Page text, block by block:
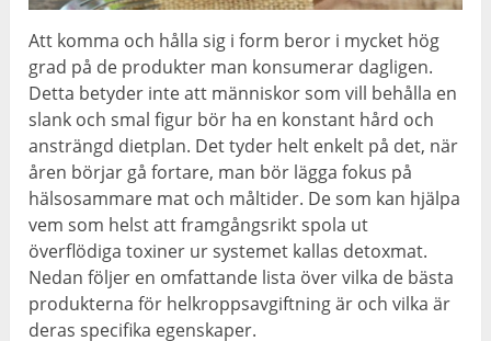
Att komma och hålla sig i form beror i mycket hög
grad på de produkter man konsumerar dagligen.
Detta betyder inte att människor som vill behålla en
slank och smal figur bör ha en konstant hård och
ansträngd dietplan. Det tyder helt enkelt på det, när
åren börjar gå fortare, man bör lägga fokus på
hälsosammare mat och måltider. De som kan hjälpa
vem som helst att framgångsrikt spola ut
överflödiga toxiner ur systemet kallas detoxmat.
Nedan följer en omfattande lista över vilka de bästa
produkterna för helkroppsavgiftning är och vilka är
deras specifika egenskaper.